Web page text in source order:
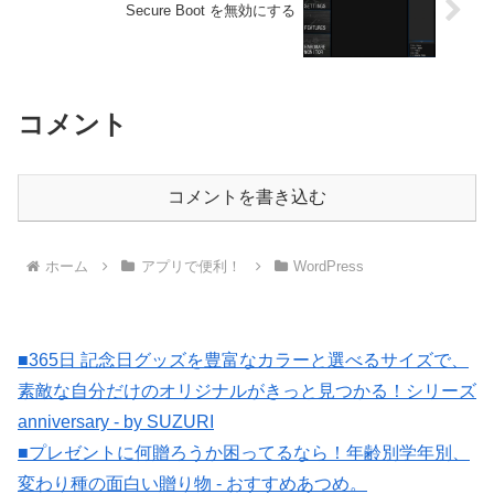
Secure Boot を無効にする
コメント
コメントを書き込む
ホーム アプリで便利！ WordPress
■365日 記念日グッズを豊富なカラーと選べるサイズで、
素敵な自分だけのオリジナルがきっと見つかる！シリーズ
anniversary - by SUZURI
■プレゼントに何贈ろうか困ってるなら！年齢別学年別、
変わり種の面白い贈り物 - おすすめあつめ。